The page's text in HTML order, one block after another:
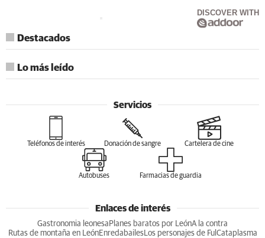
DISCOVER WITH
Destacados
Lo más leído
Servicios
Teléfonos de interés Donación de sangre Cartelera de cine
Autobuses Farmacias de guardia
Enlaces de interés
Gastronomia leonesa Planes baratos por LeónA la contra
Rutas de montaña en LeónEnredabailesLos personajes de Ful Cataplasma